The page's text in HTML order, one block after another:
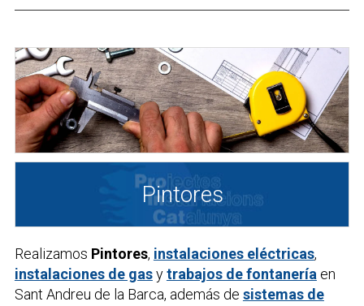
Pintores
Realizamos Pintores, instalaciones eléctricas,
instalaciones de gasytrabajos de fontanería en
Sant Andreu de la Barca, además de sistemas de